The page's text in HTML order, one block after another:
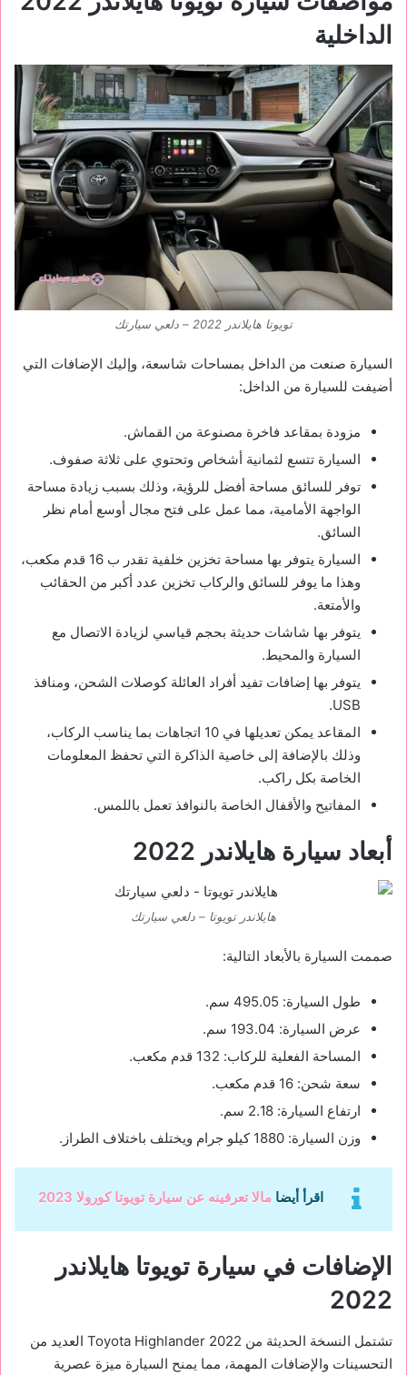
الداخلية
تويوتا هايلاندر 2022 – دلعي سيارتك
السيارة صنعت من الداخل بمساحات شاسعة، وإليك الإضافات التي
أضيفت للسيارة من الداخل:
مزودة بمقاعد فاخرة مصنوعة من القماش.
السيارة تتسع لثمانية أشخاص وتحتوي على ثلاثة صفوف.
توفر للسائق مساحة أفضل للرؤية، وذلك بسبب زيادة مساحة
الواجهة الأمامية، مما عمل على فتح مجال أوسع أمام نظر
السائق.
السيارة يتوفر بها مساحة تخزين خلفية تقدر ب 16 قدم مكعب،
وهذا ما يوفر للسائق والركاب تخزين عدد أكبر من الحقائب
والأمتعة.
يتوفر بها شاشات حديثة بحجم قياسي لزيادة الاتصال مع
السيارة والمحيط.
يتوفر بها إضافات تفيد أفراد العائلة كوصلات الشحن، ومنافذ
USB.
المقاعد يمكن تعديلها في 10 اتجاهات بما يناسب الركاب،
وذلك بالإضافة إلى خاصية الذاكرة التي تحفظ المعلومات
الخاصة بكل راكب.
المفاتيح والأقفال الخاصة بالنوافذ تعمل باللمس.
أبعاد سيارة هايلاندر 2022
هايلاندر تويوتا – دلعي سيارتك
صممت السيارة بالأبعاد التالية:
طول السيارة: 495.05 سم.
عرض السيارة: 193.04 سم.
المساحة الفعلية للركاب: 132 قدم مكعب.
سعة شحن: 16 قدم مكعب.
ارتفاع السيارة: 2.18 سم.
وزن السيارة: 1880 كيلو جرام ويختلف باختلاف الطراز.
اقرأ أيضا مالا تعرفينه عن سيارة تويوتا كورولا 2023
الإضافات في سيارة تويوتا هايلاندر
2022
تشتمل النسخة الحديثة من Toyota Highlander 2022 العديد من
التحسينات والإضافات المهمة، مما يمنح السيارة ميزة عصرية